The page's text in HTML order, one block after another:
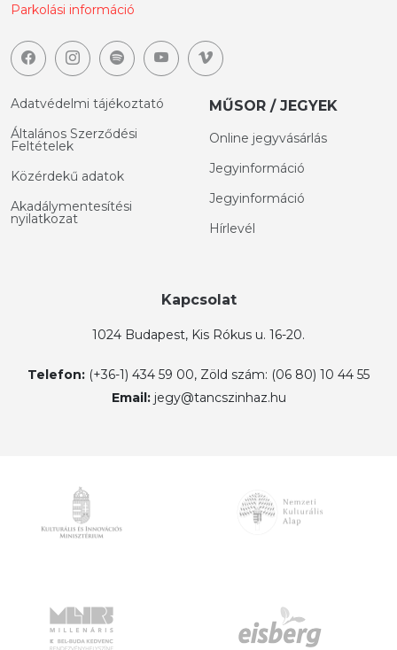
Parkolási információ
Adatvédelmi tájékoztató
Általános Szerződési
Feltételek
Közérdekű adatok
Akadálymentesítési
nyilatkozat
MŰSOR / JEGYEK
Online jegyvásárlás
Jegyinformáció
Jegyinformáció
Hírlevél
Kapcsolat
1024 Budapest, Kis Rókus u. 16-20.
Telefon: (+36-1) 434 59 00, Zöld szám: (06 80) 10 44 55
Email: jegy@tancszinhaz.hu